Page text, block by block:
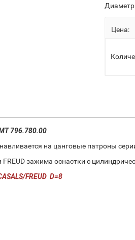
Диаметр
Цена:
796.780.00
на цанговые патроны
FREUD зажима оснастки с
FREUD ​​ D=8